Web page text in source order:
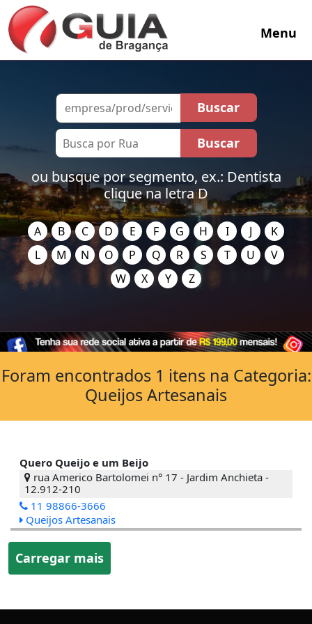
Menu
ou busque por segmento, ex.: Dentista
clique na letra D
A B C D E F G H I J
K
L
M N O P Q R S T U
V
W
X Y Z
Quero Queijo e um Beijo
rua Americo Bartolomei n° 17 - Jardim Anchieta -
12.912-210
11 98866-3666
Queijos Artesanais
Carregar mais
Foram encontrados 1 itens na Categoria:
Queijos Artesanais